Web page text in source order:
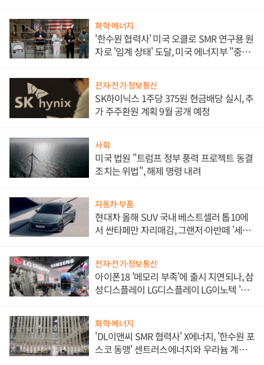
화학·에너지
'한수원 협력사' 미국 오클로 SMR 연구용 원
자로 '임계 상태' 도달, 미국 에너지부 "중요
전자·전기·정보통신
SK하이닉스 1주당 375원 현금배당 실시, 추
가 주주환원 계획 9월 공개 예정
사회
미국 법원 "트럼프 정부 풍력 프로젝트 동결
조치는 위법", 해제 명령 내려
자동차·부품
현대차 올해 SUV 국내 베스트셀러 톱10에
서 싼타페만 자리매김, 그랜저·아반떼 '세단
전자·전기·정보통신
아이폰18 '메모리 부족'에 출시 지연되나, 삼
성디스플레이 LG디스플레이 LG이노텍 '탈
화학·에너지
'DL이앤씨 SMR 협력사' X에너지, '한수원 포
스코 동맹' 센트러스에너지와 우라늄 계약